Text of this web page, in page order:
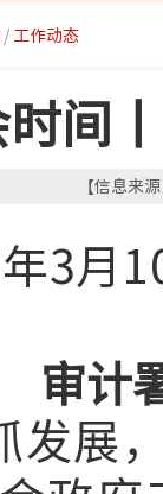
/ 工作动态
间
【信息来
年3月
审计
发展